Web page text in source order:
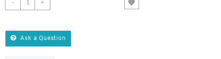
- +
Ask a Question